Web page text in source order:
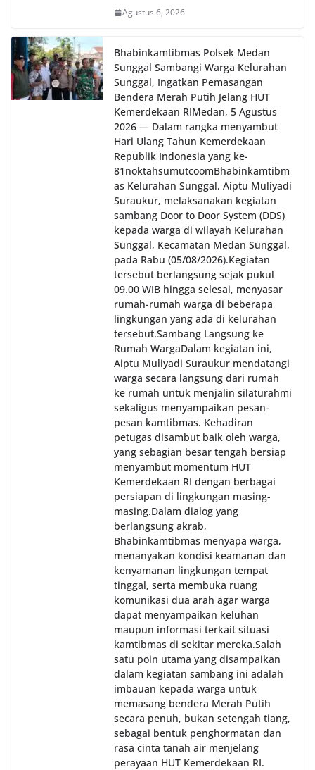
Agustus 6, 2026
Bhabinkamtibmas Polsek Medan
Sunggal Sambangi Warga Kelurahan
Sunggal, Ingatkan Pemasangan
Bendera Merah Putih Jelang HUT
Kemerdekaan RI‎‎Medan, 5 Agustus
2026 — Dalam rangka menyambut
Hari Ulang Tahun Kemerdekaan
Republik Indonesia yang ke-
81noktahsumutcoomBhabinkamtibm
as Kelurahan Sunggal, Aiptu Muliyadi
Suraukur, melaksanakan kegiatan
sambang Door to Door System (DDS)
kepada warga di wilayah Kelurahan
Sunggal, Kecamatan Medan Sunggal,
pada Rabu (05/08/2026).‎‎Kegiatan
tersebut berlangsung sejak pukul
09.00 WIB hingga selesai, menyasar
rumah-rumah warga di beberapa
lingkungan yang ada di kelurahan
tersebut.‎Sambang Langsung ke
Rumah Warga‎Dalam kegiatan ini,
Aiptu Muliyadi Suraukur mendatangi
warga secara langsung dari rumah
ke rumah untuk menjalin silaturahmi
sekaligus menyampaikan pesan-
pesan kamtibmas. Kehadiran
petugas disambut baik oleh warga,
yang sebagian besar tengah bersiap
menyambut momentum HUT
Kemerdekaan RI dengan berbagai
persiapan di lingkungan masing-
masing.‎Dalam dialog yang
berlangsung akrab,
Bhabinkamtibmas menyapa warga,
menanyakan kondisi keamanan dan
kenyamanan lingkungan tempat
tinggal, serta membuka ruang
komunikasi dua arah agar warga
dapat menyampaikan keluhan
maupun informasi terkait situasi
kamtibmas di sekitar mereka.‎‎‎Salah
satu poin utama yang disampaikan
dalam kegiatan sambang ini adalah
imbauan kepada warga untuk
memasang bendera Merah Putih
secara penuh, bukan setengah tiang,
sebagai bentuk penghormatan dan
rasa cinta tanah air menjelang
perayaan HUT Kemerdekaan RI.